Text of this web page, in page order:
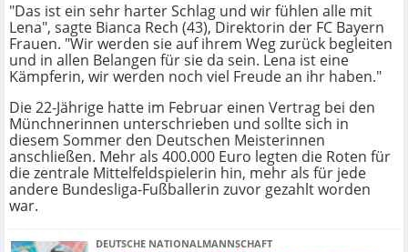
"Das ist ein sehr harter Schlag und wir fühlen alle mit
Lena", sagte Bianca Rech (43), Direktorin der FC Bayern
Frauen. "Wir werden sie auf ihrem Weg zurück begleiten
und in allen Belangen für sie da sein. Lena ist eine
Kämpferin, wir werden noch viel Freude an ihr haben."
Die 22-Jährige hatte im Februar einen Vertrag bei den
Münchnerinnen unterschrieben und sollte sich in
diesem Sommer den Deutschen Meisterinnen
anschließen. Mehr als 400.000 Euro legten die Roten für
die zentrale Mittelfeldspielerin hin, mehr als für jede
andere Bundesliga-Fußballerin zuvor gezahlt worden
war.
DEUTSCHE NATIONALMANNSCHAFT